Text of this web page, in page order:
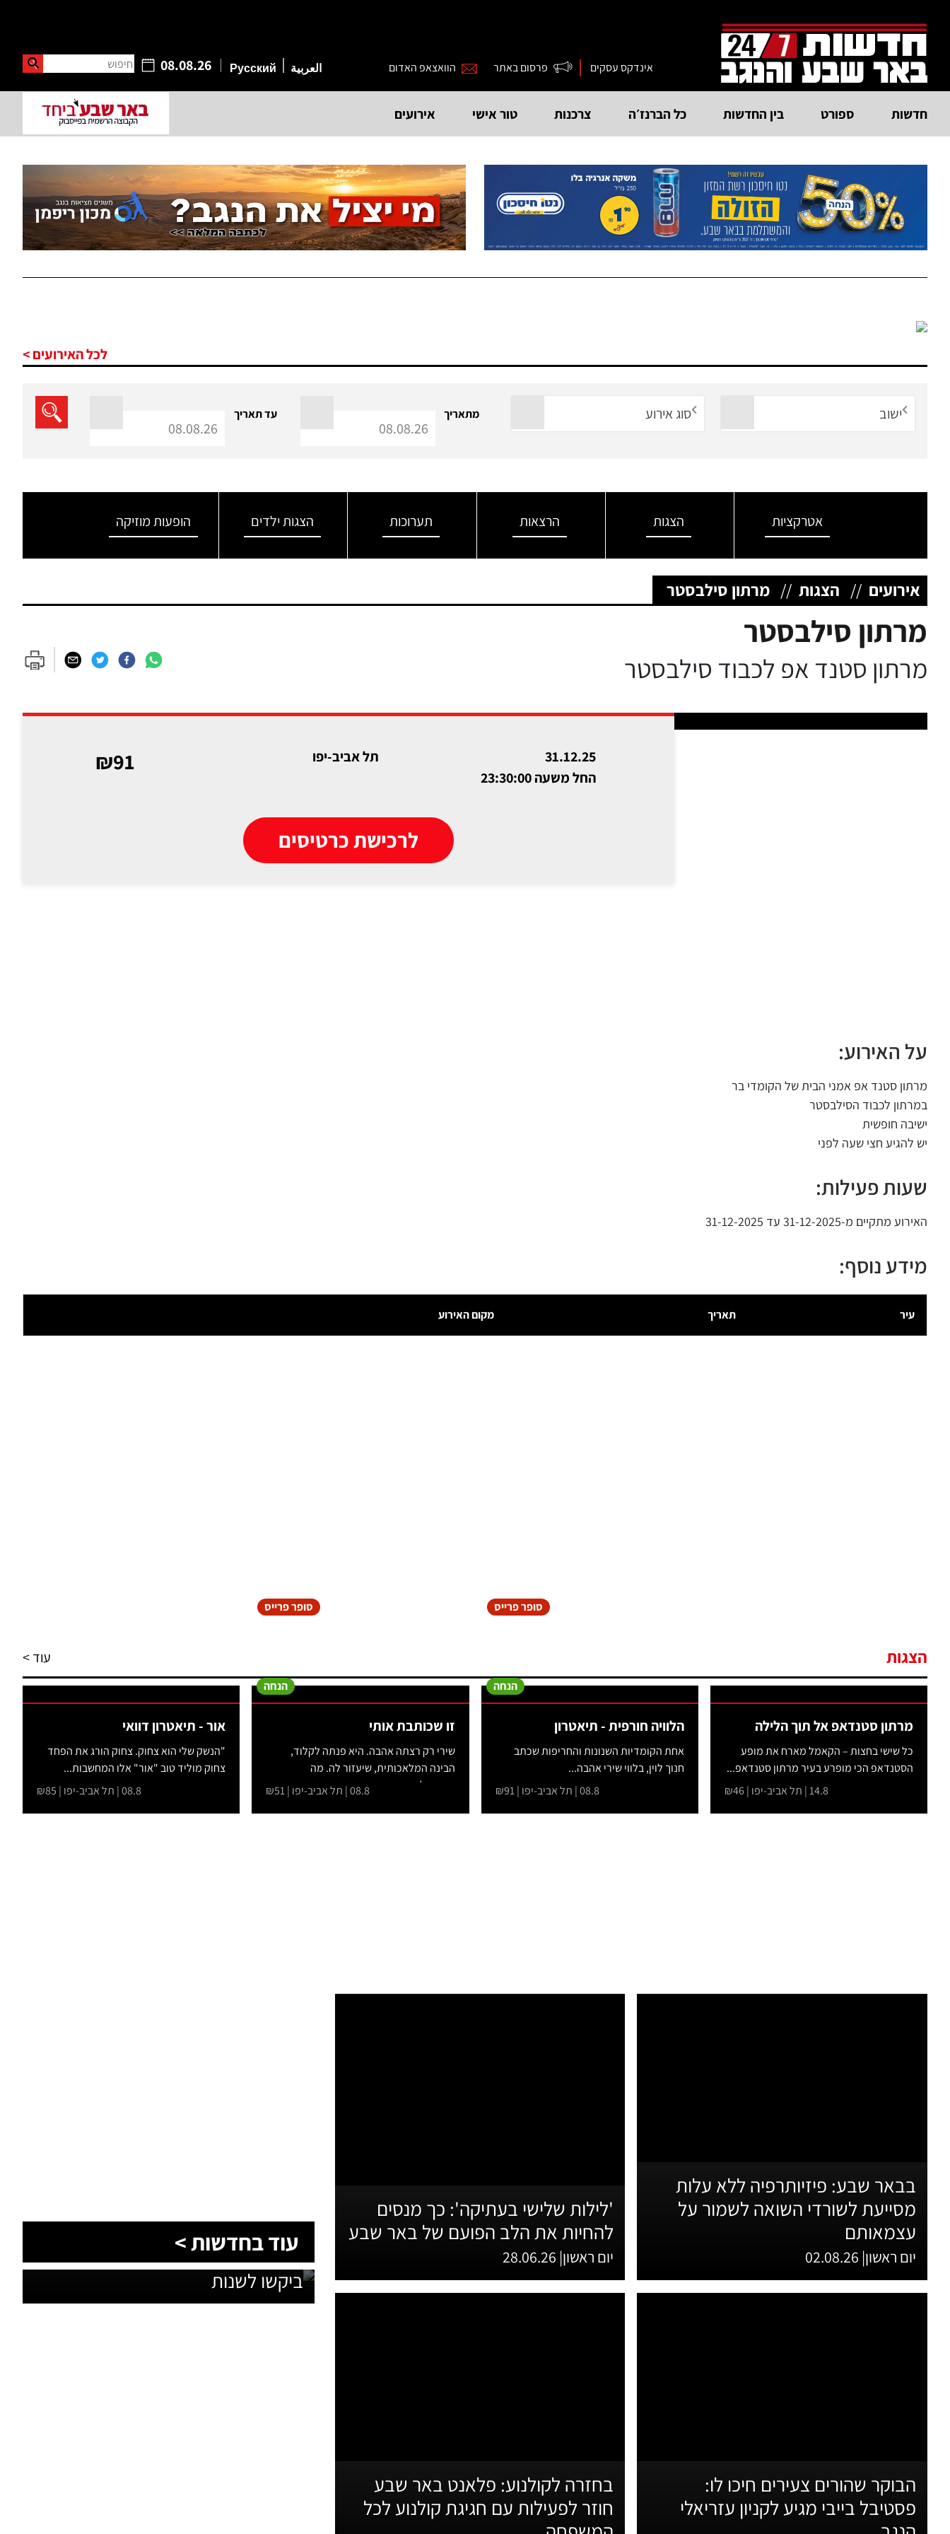
אינדקס עסקים פרסום באתר הוואצאפ האדום 08.08.26 חיפוש العربية Русский
חדשות ספורט בין החדשות כל הברנז׳ה צרכנות טור אישי אירועים
לכל האירועים >
ישוב סוג אירוע מתאריך עד תאריך
אטרקציות הצגות הרצאות תערוכות הצגות ילדים הופעות מוזיקה
אירועים // הצגות // מרתון סילבסטר
מרתון סילבסטר
מרתון סטנד אפ לכבוד סילבסטר
31.12.25
החל משעה 23:30:00
תל אביב-יפו ₪91
לרכישת כרטיסים
על האירוע:
מרתון סטנד אפ אמני הבית של הקומדי בר
במרתון לכבוד הסילבסטר
ישיבה חופשית
יש להגיע חצי שעה לפני
שעות פעילות:
האירוע מתקיים מ-31-12-2025 עד 31-12-2025
מידע נוסף:
עיר תאריך מקום האירוע
הצגות עוד >
מרתון סטנדאפ אל תוך הלילה
כל שישי בחצות – הקאמל מארח את מופע
הסטנדאפ הכי מופרע בעיר מרתון סטנדאפ...
14.8 | תל אביב-יפו | ₪46
סופר פרייס
הנחה
הלוויה חורפית - תיאטרון
אחת הקומדיות השנונות והחריפות שכתב
חנוך לוין, בלווי שירי אהבה...
08.8 | תל אביב-יפו | ₪91
סופר פרייס
הנחה
זו שכותבת אותי
שירי רק רצתה אהבה. היא פנתה לקלוד,
הבינה המלאכותית, שיעזור לה. מה
שהתחיל...
08.8 | תל אביב-יפו | ₪51
אור - תיאטרון דוואי
"הנשק שלי הוא צחוק. צחוק הורג את הפחד
צחוק מוליד טוב "אור" אלו המחשבות...
08.8 | תל אביב-יפו | ₪85
בבאר שבע: פיזיותרפיה ללא עלות
מסייעת לשורדי השואה לשמור על
עצמאותם
יום ראשון| 02.08.26
'לילות שלישי בעתיקה': כך מנסים
להחיות את הלב הפועם של באר שבע
יום ראשון| 28.06.26
הבוקר שהורים צעירים חיכו לו:
פסטיבל בייבי מגיע לקניון עזריאלי
בחזרה לקולנוע: פלאנט באר שבע
חוזר לפעילות עם חגיגת קולנוע לכל
עוד בחדשות >
1,600 מתושבי עומר השתתפו בגיבוש
תוכנית האב לחינוך: זה מה שהם
ביקשו לשנות